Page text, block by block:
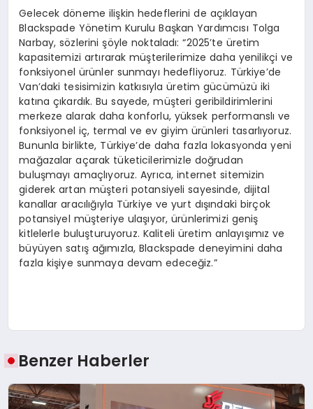
Gelecek döneme ilişkin hedeflerini de açıklayan
Blackspade Yönetim Kurulu Başkan Yardımcısı Tolga
Narbay, sözlerini şöyle noktaladı: “2025’te üretim
kapasitemizi artırarak müşterilerimize daha yenilikçi ve
fonksiyonel ürünler sunmayı hedefliyoruz. Türkiye’de
Van’daki tesisimizin katkısıyla üretim gücümüzü iki
katına çıkardık. Bu sayede, müşteri geribildirimlerini
merkeze alarak daha konforlu, yüksek performanslı ve
fonksiyonel iç, termal ve ev giyim ürünleri tasarlıyoruz.
Bununla birlikte, Türkiye’de daha fazla lokasyonda yeni
mağazalar açarak tüketicilerimizle doğrudan
buluşmayı amaçlıyoruz. Ayrıca, internet sitemizin
giderek artan müşteri potansiyeli sayesinde, dijital
kanallar aracılığıyla Türkiye ve yurt dışındaki birçok
potansiyel müşteriye ulaşıyor, ürünlerimizi geniş
kitlelerle buluşturuyoruz. Kaliteli üretim anlayışımız ve
büyüyen satış ağımızla, Blackspade deneyimini daha
fazla kişiye sunmaya devam edeceğiz.”
Benzer Haberler